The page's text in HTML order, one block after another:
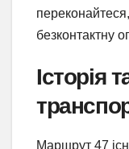
безконтактну
Історія
Маршрут 47